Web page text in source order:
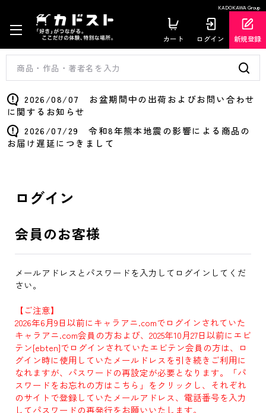
KADOKAWA Group
カート ログイン 新規登録
2026/08/07 お盆期間中の出荷およびお問い合わせ
に関するお知らせ
2026/07/29 令和8年熊本地震の影響による商品の
お届け遅延につきまして
ログイン
会員のお客様
メールアドレスとパスワードを入力してログインしてくだ
さい。
【ご注意】
2026年6月9日以前にキャラアニ.comでログインされていた
キャラアニ.com会員の方および、2025年10月27日以前にエビ
テン[ebten]でログインされていたエビテン会員の方は、ロ
グイン時に使用していたメールドレスを引き続きご利用に
なれますが、パスワードの再設定が必要となります。「パ
スワードをお忘れの方はこちら」をクリックし、それぞれ
のサイトで登録していたメールアドレス、電話番号を入力
してパスワードの再発行をお願いいたします。